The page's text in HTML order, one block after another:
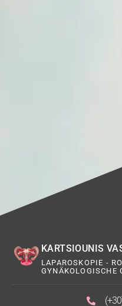
KARTSIOUNIS
LAPAROSKOPIE -
GYNÄKOLOGISCHE